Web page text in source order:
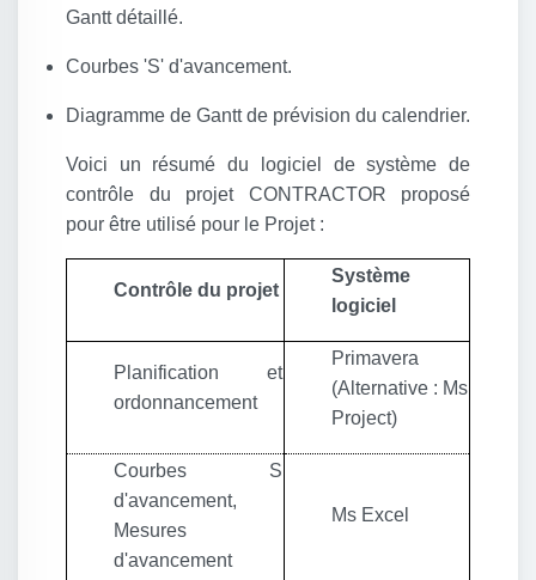
Gantt détaillé.
Courbes 'S' d'avancement.
Diagramme de Gantt de prévision du calendrier.
Voici un résumé du logiciel de système de
contrôle du projet CONTRACTOR proposé
pour être utilisé pour le Projet :
Contrôle du projet
Système
logiciel
Planification et
ordonnancement
Primavera
(Alternative : Ms
Project)
Courbes S
d'avancement,
Mesures
d'avancement
Ms Excel